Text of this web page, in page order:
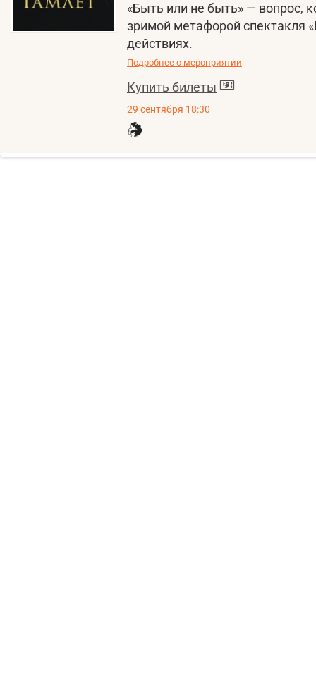
«Быть или не быть» — вопрос,
зримой метафорой спектакля
действиях.
Подробнее о мероприятии
Купить билеты
29 сентября 18:30